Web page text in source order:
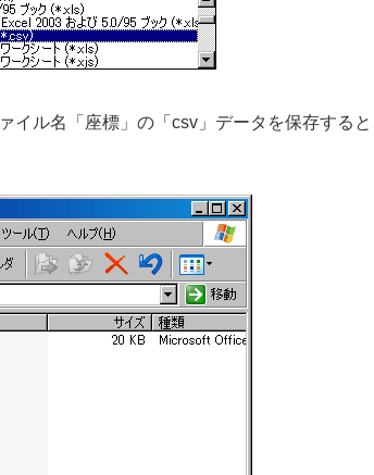
ル名「座標」の「csv」データを保存する